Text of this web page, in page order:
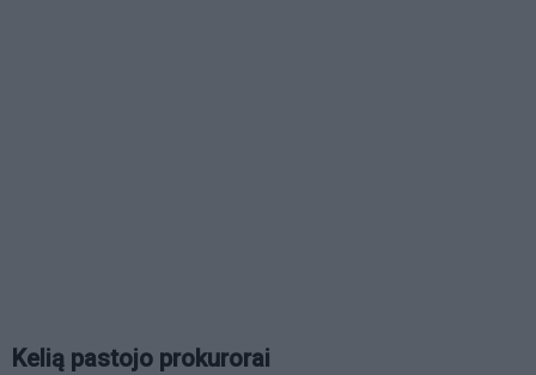
Kelią pastojo prokurorai